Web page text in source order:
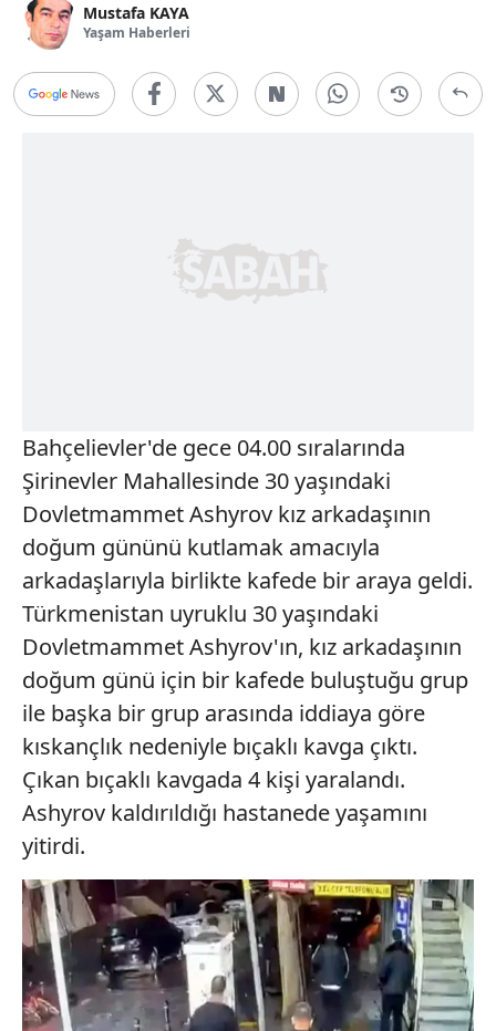
Mustafa KAYA
Yaşam Haberleri
Bahçelievler'de gece 04.00 sıralarında
Şirinevler Mahallesinde 30 yaşındaki
Dovletmammet Ashyrov kız arkadaşının
doğum gününü kutlamak amacıyla
arkadaşlarıyla birlikte kafede bir araya geldi.
Türkmenistan uyruklu 30 yaşındaki
Dovletmammet Ashyrov'ın, kız arkadaşının
doğum günü için bir kafede buluştuğu grup
ile başka bir grup arasında iddiaya göre
kıskançlık nedeniyle bıçaklı kavga çıktı.
Çıkan bıçaklı kavgada 4 kişi yaralandı.
Ashyrov kaldırıldığı hastanede yaşamını
yitirdi.